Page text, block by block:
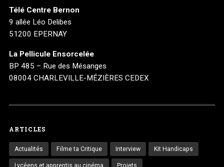
Télé Centre Bernon
9 allée Léo Delibes
51200 EPERNAY
La Pellicule Ensorcelée
BP 485 – Rue des Mésanges
08004 CHARLEVILLE-MÉZIÈRES CEDEX
ARTICLES
Actualités Filme ta Critique Interview Kit Handicaps
Lycéens et apprentis au cinéma Projets